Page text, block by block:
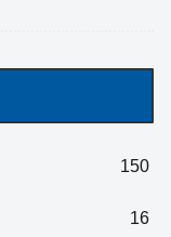
150
16